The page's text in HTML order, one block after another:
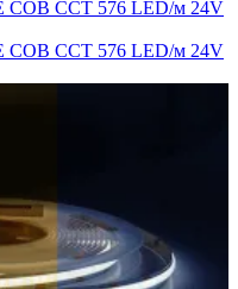
COB CCT 576 LED/м 24V
COB CCT 576 LED/м 24V